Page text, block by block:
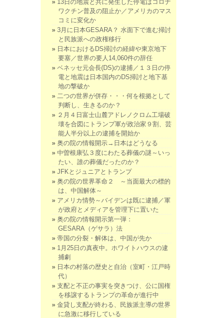
13日の地震と共に発生した停電はコロナ
ワクチン普及の阻止か／アメリカのマス
コミに変化か
3月に日本GESARA？ 水面下で進む掃討
と民族派への政権移行
日本におけるDS掃討の経緯や東京地下
要塞／世界の要人14,060件の辞任
ベネッセ元会長(DS)の逮捕／１３日の停
電と地震は日本国内のDS掃討と地下基
地の撃破か
二つの世界が併存・・・何を根拠として
判断し、生きるのか？
２月４日富士山麓アドレノクロム工場破
壊を合図にトランプ軍が政治家９割、芸
能人半分以上の逮捕を開始か
奥の院の情報開示→日本はどうなる
中曽根康弘３度にわたる葬儀の謎～いっ
たい、誰の葬儀だったのか？
JFKとジュニアとトランプ
奥の院の世界革命２ ～当面最大の標的
は、中国解体～
アメリカ情勢～バイデンは既に逮捕／軍
が政府とメディアを管理下に置いた
奥の院の情報開示第一弾：
GESARA（ゲサラ）法
帝国の分裂・解体は、中国が先か
1月25日の真夜中。ホワイトハウスの逮
捕劇
日本の村落の歴史と自治（室町・江戸時
代）
支配と不正の事実を突きつけ、公に国権
を移譲するトランプの革命が進行中
金貸し支配が終わる、民族派主導の世界
に急激に移行している